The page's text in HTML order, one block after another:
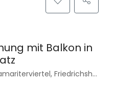
mit Balkon in
Kreuzberg, Berlin, 10245, Deutschland